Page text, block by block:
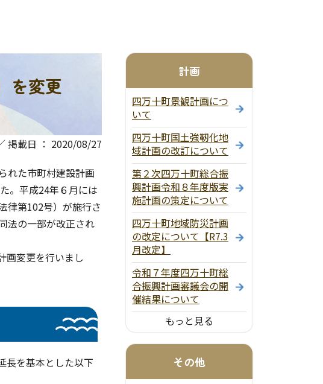
を変更
掲載日 ： 2020/08/27
れた市町村建設計画
。平成24年６月には
律第102号）が施行さ
法の一部が改正され
画変更を行いまし
長を基本とした以下
計画
四万十町景観計画につ
いて
四万十町国土強靭化地
域計画の改訂について
第２次四万十町総合振
興計画令和８年度版実
施計画の策定について
四万十町地域防災計画
の改定について【R7.3
月改定】
令和７年度四万十町総
合振興計画審議会の開
催結果について
もっと見る
その他